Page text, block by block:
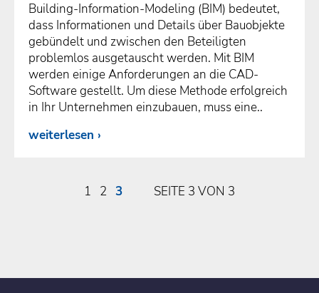
Building-Information-Modeling (BIM) bedeutet,
dass Informationen und Details über Bauobjekte
gebündelt und zwischen den Beteiligten
problemlos ausgetauscht werden. Mit BIM
werden einige Anforderungen an die CAD-
Software gestellt. Um diese Methode erfolgreich
in Ihr Unternehmen einzubauen, muss eine..
weiterlesen
1 2 3 SEITE 3 VON 3